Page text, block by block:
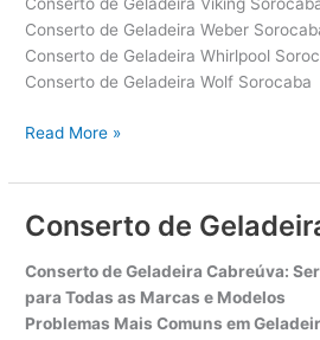
Conserto de Geladeira Viking
Conserto de Geladeira Weber
Conserto de Geladeira Whirlpool
Conserto de Geladeira Wolf Sorocaba
Conserto
Geladeira
Read More »
Conserto de
Conserto de Geladeira Cabreúva:
para Todas as Marcas e Modelos
Problemas Mais Comuns em